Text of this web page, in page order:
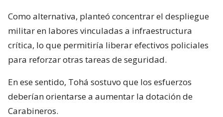
Como alternativa, planteó concentrar el despliegue
militar en labores vinculadas a infraestructura
crítica, lo que permitiría liberar efectivos policiales
para reforzar otras tareas de seguridad.
En ese sentido, Tohá sostuvo que los esfuerzos
deberían orientarse a aumentar la dotación de
Carabineros.